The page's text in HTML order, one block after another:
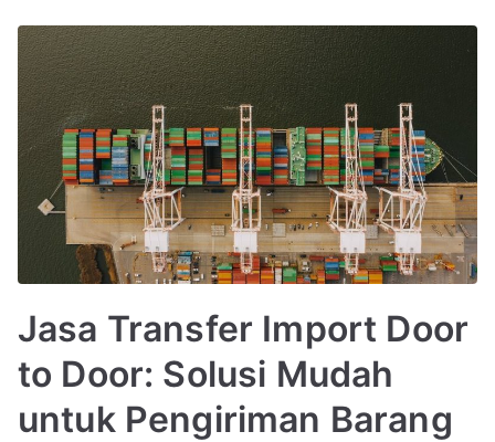
Jasa Transfer Import Door
to Door: Solusi Mudah
untuk Pengiriman Barang